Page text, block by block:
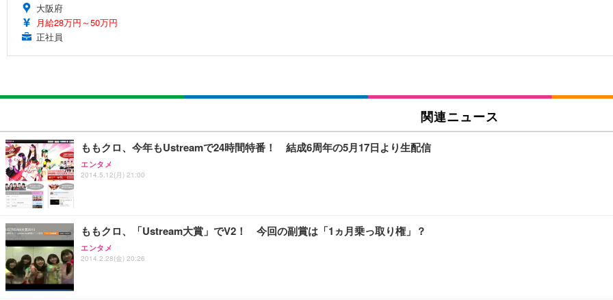
大阪府
月給28万円～50万円
正社員
関連ニュース
ももクロ、今年もUstreamで24時間特番！ 結成6周年の5月17日より生配信
エンタメ
2014.5.12(月) 21:00
ももクロ、「Ustream大賞」でV2！ 今回の副賞は「1ヵ月乗っ取り権」？
エンタメ
2014.2.28(金) 20:26